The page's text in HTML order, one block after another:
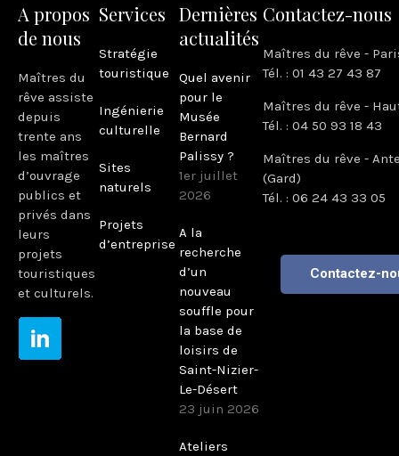
A propos
de nous
Maîtres du
rêve assiste
depuis
trente ans
les maîtres
d’ouvrage
publics et
privés dans
leurs
projets
touristiques
et culturels.
Services
Stratégie
touristique
Ingénierie
culturelle
Sites
naturels
Projets
d’entreprise
Dernières
actualités
Quel avenir
pour le
Musée
Bernard
Palissy ?
1er juillet
2026
A la
recherche
d’un
nouveau
souffle pour
la base de
loisirs de
Saint-Nizier-
Le-Désert
23 juin 2026
Ateliers
Contactez-nous
Maîtres du rêve -
Tél. : 01 43 27 43 87
Maîtres du rêve -
Tél. : 04 50 93 18 43
Maîtres du rêve -
(Gard)
Tél. : 06 24 43 33 05
Contactez-